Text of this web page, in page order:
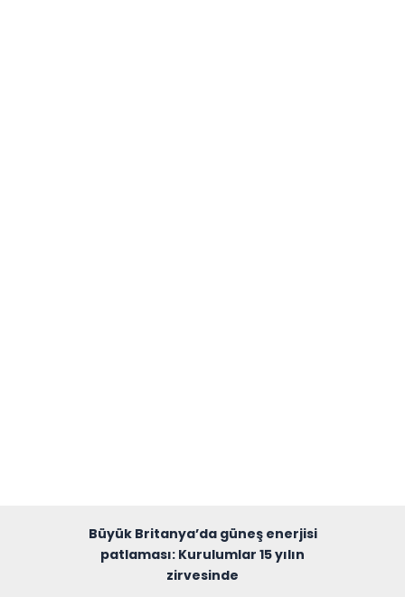
Büyük Britanya’da güneş enerjisi
patlaması: Kurulumlar 15 yılın
zirvesinde